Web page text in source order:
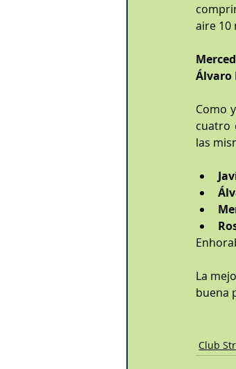
aire 10
Álvaro
Como
cuatro
las
La
buena
Club